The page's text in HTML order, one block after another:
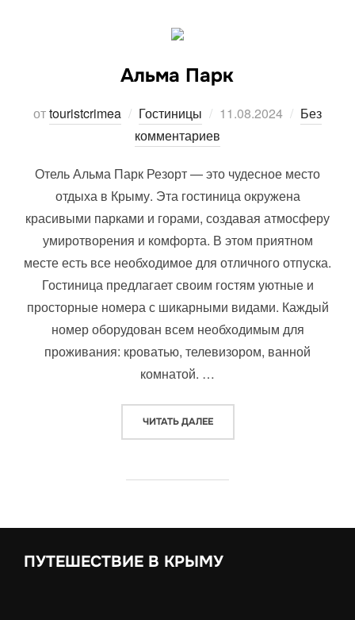
Альма Парк
отtouristcrimea Гостиницы Опубликовано
11.08.2024
Без
комментариев
Отель Альма Парк Резорт — это чудесное место
отдыха в Крыму. Эта гостиница окружена
красивыми парками и горами, создавая атмосферу
умиротворения и комфорта. В этом приятном
месте есть все необходимое для отличного отпуска.
Гостиница предлагает своим гостям уютные и
просторные номера с шикарными видами. Каждый
номер оборудован всем необходимым для
проживания: кроватью, телевизором, ванной
комнатой. …
ЧИТАТЬ ДАЛЕЕ«АЛЬМА ПАРК»
ПУТЕШЕСТВИЕ В КРЫМУ